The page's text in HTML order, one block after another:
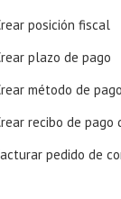
posición fiscal
plazo de pago
método de pago
recibo de pago
pedido de